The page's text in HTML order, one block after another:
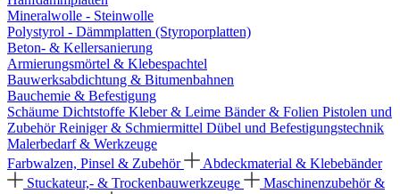
Mineralwolle - Steinwolle
Polystyrol - Dämmplatten (Styroporplatten)
Beton- & Kellersanierung
Armierungsmörtel & Klebespachtel
Bauwerksabdichtung & Bitumenbahnen
Bauchemie & Befestigung
Schäume Dichtstoffe Kleber & Leime Bänder & Folien Pistolen und
ZubehörReiniger & Schmiermittel Dübel und Befestigungstechnik
Malerbedarf & Werkzeuge
Farbwalzen, Pinsel & Zubehör
Abdeckmaterial & Klebebänder
Stuckateur,- & Trockenbauwerkzeuge
Maschinenzubehör &